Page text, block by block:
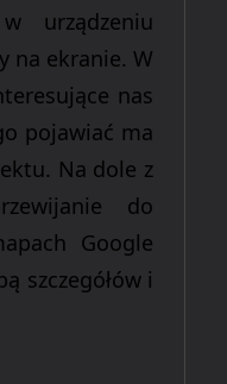
urządzeniu
na ekranie. W
nas
pojawiać ma
Na dole z
do
Google
szczegółów i